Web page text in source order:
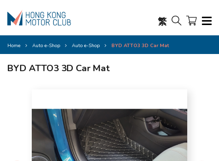
繁
Home Auto e-Shop Auto e-Shop BYD ATTO3 3D Car Mat
BYD ATTO3 3D Car Mat